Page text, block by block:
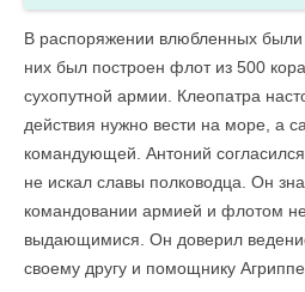
В распоряжении влюбленных
них был построен флот из 500
сухопутной армии. Клеопатра
действия нужно вести на море, а
командующей. Антоний
не искал славы полководца. Он
командовании армией и флотом
выдающимися. Он доверил
своему другу и помощнику Агриппе.